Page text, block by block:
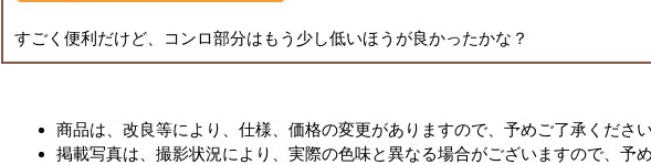
すごく便利だけど、コンロ部分はもう少し低いほうが良かったかな？
商品は、改良等により、仕様、価格の変更がありますので、予めご了承ください
掲載写真は、撮影状況により、実際の色味と異なる場合がございますので、予